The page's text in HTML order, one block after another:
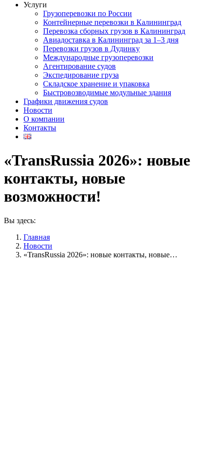
Услуги
Грузоперевозки по России
Контейнерные перевозки в Калининград
Перевозка сборных грузов в Калининград
Авиадоставка в Калининград за 1–3 дня
Перевозки грузов в Дудинку
Международные грузоперевозки
Агентирование судов
Экспедирование груза
Складское хранение и упаковка
Быстровозводимые модульные здания
Графики движения судов
Новости
О компании
Контакты
«TransRussia 2026»: новые
контакты, новые
возможности!
Вы здесь:
Главная
Новости
«TransRussia 2026»: новые контакты, новые…